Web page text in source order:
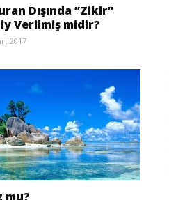
Dışında ”Zikir”
Verilmiş midir?
2017
mu?